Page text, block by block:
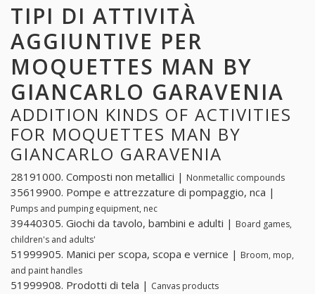
TIPI DI ATTIVITÀ
AGGIUNTIVE PER
MOQUETTES MAN BY
GIANCARLO GARAVENIA
ADDITION KINDS OF ACTIVITIES
FOR MOQUETTES MAN BY
GIANCARLO GARAVENIA
28191000. Composti non metallici | Nonmetallic compounds
35619900. Pompe e attrezzature di pompaggio, nca |
Pumps and pumping equipment, nec
39440305. Giochi da tavolo, bambini e adulti | Board games,
children's and adults'
51999905. Manici per scopa, scopa e vernice | Broom, mop,
and paint handles
51999908. Prodotti di tela | Canvas products